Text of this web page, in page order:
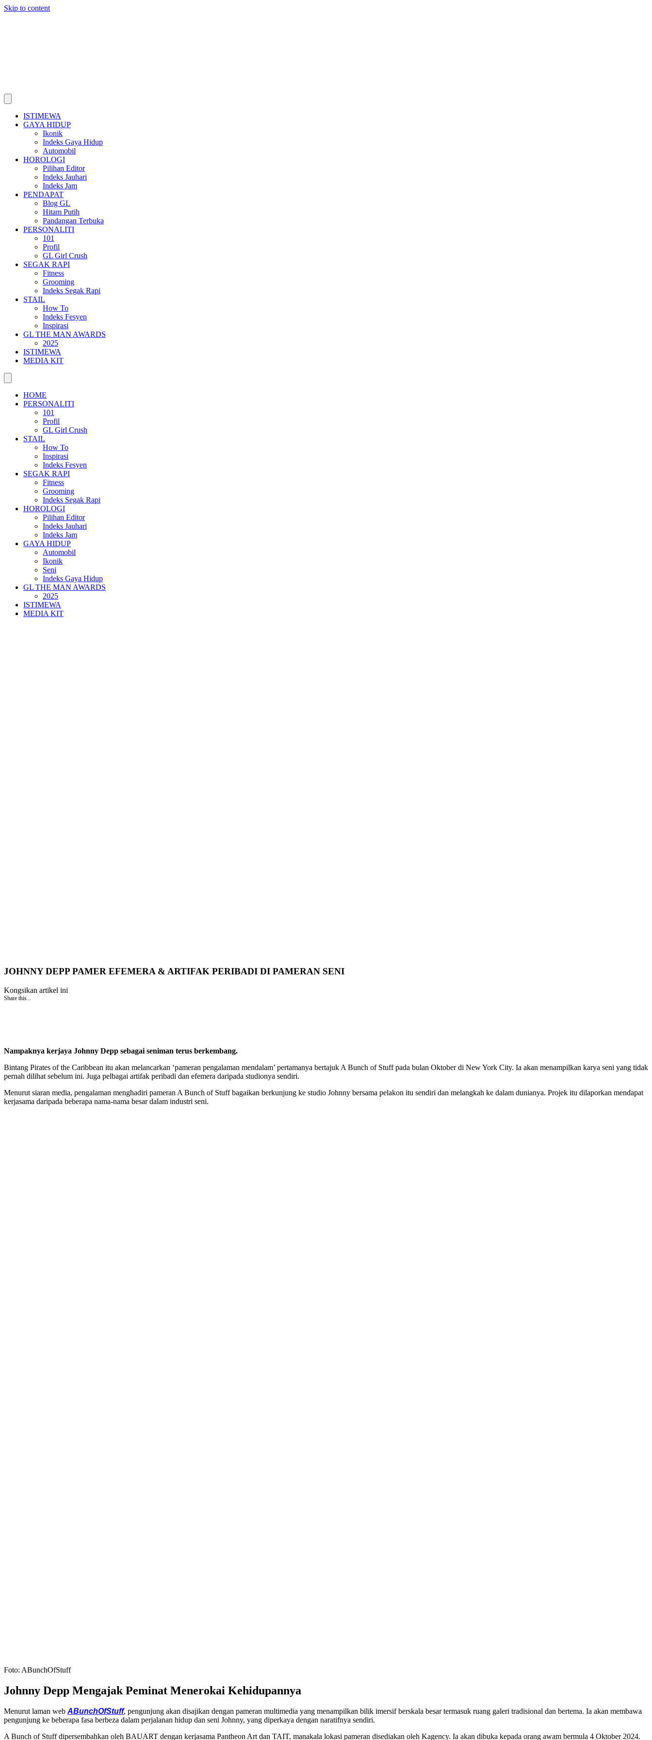
Skip to content
ISTIMEWA
GAYA HIDUP
Ikonik
Indeks Gaya Hidup
Automobil
HOROLOGI
Pilihan Editor
Indeks Jauhari
Indeks Jam
PENDAPAT
Blog GL
Hitam Putih
Pandangan Terbuka
PERSONALITI
101
Profil
GL Girl Crush
SEGAK RAPI
Fitness
Grooming
Indeks Segak Rapi
STAIL
How To
Indeks Fesyen
Inspirasi
GL THE MAN AWARDS
2025
ISTIMEWA
MEDIA KIT
HOME
PERSONALITI
101
Profil
GL Girl Crush
STAIL
How To
Inspirasi
Indeks Fesyen
SEGAK RAPI
Fitness
Grooming
Indeks Segak Rapi
HOROLOGI
Pilihan Editor
Indeks Jauhari
Indeks Jam
GAYA HIDUP
Automobil
Ikonik
Seni
Indeks Gaya Hidup
GL THE MAN AWARDS
2025
ISTIMEWA
MEDIA KIT
JOHNNY DEPP PAMER EFEMERA & ARTIFAK PERIBADI DI PAMERAN SENI
Kongsikan artikel ini
Share this...
Nampaknya kerjaya Johnny Depp sebagai seniman terus berkembang.
Bintang Pirates of the Caribbean itu akan melancarkan ‘pameran pengalaman mendalam’ pertamanya bertajuk A Bunch of Stuff pada bulan Oktober di New York City. Ia akan menampilkan karya seni yang tidak
pernah dilihat sebelum ini. Juga pelbagai artifak peribadi dan efemera daripada studionya sendiri.
Menurut siaran media, pengalaman menghadiri pameran A Bunch of Stuff bagaikan berkunjung ke studio Johnny bersama pelakon itu sendiri dan melangkah ke dalam dunianya. Projek itu dilaporkan mendapat
kerjasama daripada beberapa nama-nama besar dalam industri seni.
Foto: ABunchOfStuff
Johnny Depp Mengajak Peminat Menerokai Kehidupannya
Menurut laman web ABunchOfStuff, pengunjung akan disajikan dengan pameran multimedia yang menampilkan bilik imersif berskala besar termasuk ruang galeri tradisional dan bertema. Ia akan membawa
pengunjung ke beberapa fasa berbeza dalam perjalanan hidup dan seni Johnny, yang diperkaya dengan naratifnya sendiri.
A Bunch of Stuff dipersembahkan oleh BAUART dengan kerjasama Pantheon Art dan TAIT, manakala lokasi pameran disediakan oleh Kagency. Ia akan dibuka kepada orang awam bermula 4 Oktober 2024.